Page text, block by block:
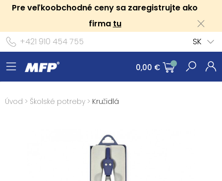
Pre veľkoobchodné ceny sa zaregistrujte ako
firma tu
+421 910 454 755
SK
0,00 €
Úvod > Školské potreby > Kružidlá